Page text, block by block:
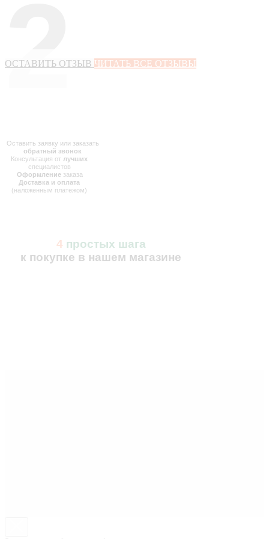
2
Оставить заявку или заказать
обратный звонок
Консультация от лучших
специалистов
Оформление заказа
Доставка и оплата
(наложенным платежом)
4 простых шага
к покупке в нашем магазине
ОСТАВИТЬ ОТЗЫВ ЧИТАТЬ ВСЕ ОТЗЫВЫ